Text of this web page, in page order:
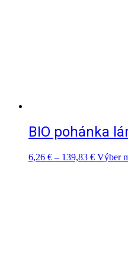
BIO pohánka
6,26 € – 139,83 €Price
Výber